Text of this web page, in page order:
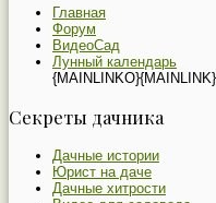
Главная
Форум
ВидеоСад
Лунный календарь
Секреты дачника
Дачные истории
Юрист на даче
Дачные хитрости